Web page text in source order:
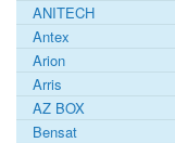
ANITECH
Antex
Arion
Arris
AZ BOX
Bensat